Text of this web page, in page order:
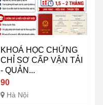
KHOÁ HỌC CHỨNG
CHỈ SƠ CẤP VẬN TẢI
- QUẢN...
90
Hà Nội